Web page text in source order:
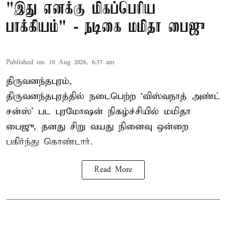
"இது எனக்கு மிகப்பெரிய
பாக்கியம்" - நடிகை மமிதா பைஜு
Published on: 10 Aug 2026, 6:37 am
திருவனந்தபுரம்,
திருவனந்தபுரத்தில் நடைபெற்ற ‘விஸ்வநாத் அண்ட்
சன்ஸ்’ பட புரமோஷன் நிகழ்ச்சியில் மமிதா
பைஜு, தனது சிறு வயது நினைவு ஒன்றை
பகிர்ந்து கொண்டார்.
Read More